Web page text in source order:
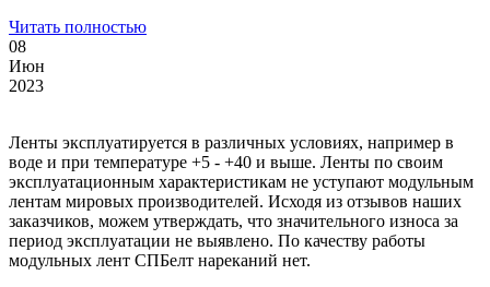
Читать полностью
08
Июн
2023
Ленты эксплуатируется в различных условиях, например в
воде и при температуре +5 - +40 и выше. Ленты по своим
эксплуатационным характеристикам не уступают модульным
лентам мировых производителей. Исходя из отзывов наших
заказчиков, можем утверждать, что значительного износа за
период эксплуатации не выявлено. По качеству работы
модульных лент СПБелт нареканий нет.